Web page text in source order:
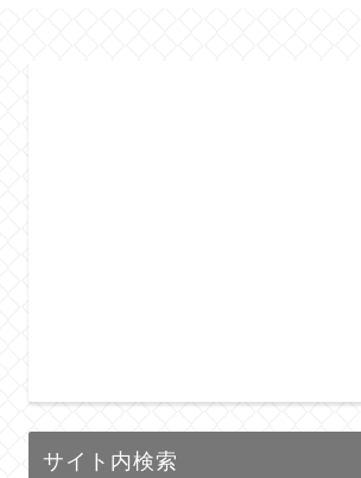
サイト内検索